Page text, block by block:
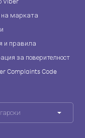
на марката
и правила
за поверителност
Complaints Code